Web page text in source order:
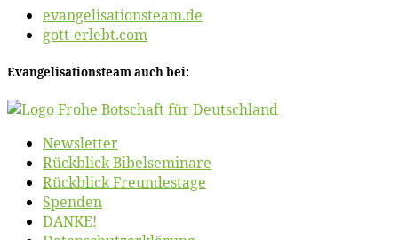
evangelisationsteam.de
gott-erlebt.com
Evan­ge­li­sa­ti­ons­team auch bei:
News­let­ter
Rück­blick Bibelseminare
Rück­blick Freundestage
Spen­den
DANKE!